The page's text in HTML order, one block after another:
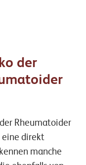
der
Rheumatoider
eine direkt
manche